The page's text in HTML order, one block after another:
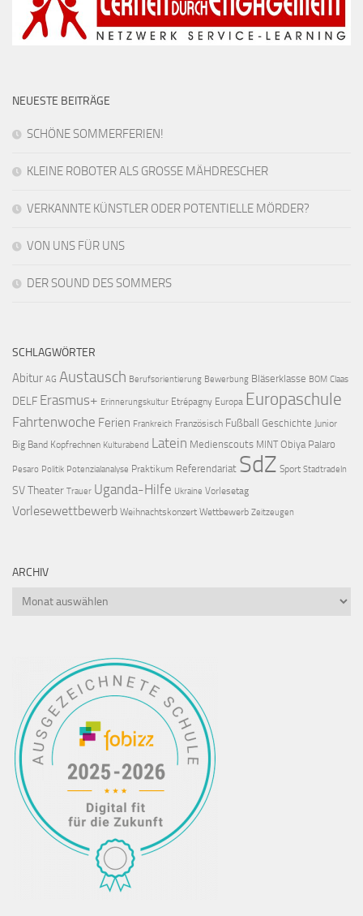
NEUESTE BEITRÄGE
SCHÖNE SOMMERFERIEN!
KLEINE ROBOTER ALS GROSSE MÄHDRESCHER
VERKANNTE KÜNSTLER ODER POTENTIELLE MÖRDER?
VON UNS FÜR UNS
DER SOUND DES SOMMERS
SCHLAGWÖRTER
Abitur AG Austausch Berufsorientierung Bewerbung Bläserklasse BOM Claas
DELF Erasmus+ Erinnerungskultur Etrépagny Europa Europaschule
Fahrtenwoche Ferien Frankreich Französisch Fußball Geschichte Junior
Big Band Kopfrechnen Kulturabend Latein Medienscouts MINT Obiya Palaro
Pesaro Politik Potenzialanalyse Praktikum Referendariat SdZ Sport Stadtradeln
SVTheater Trauer Uganda-Hilfe Ukraine Vorlesetag
Vorlesewettbewerb Weihnachtskonzert Wettbewerb Zeitzeugen
ARCHIV